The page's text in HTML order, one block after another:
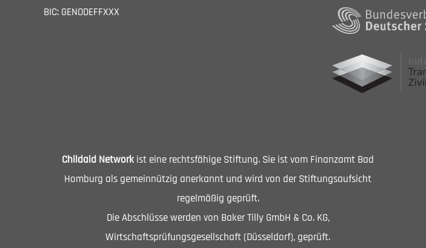
BIC: GENODEFFXXX
Childaid Network ist eine rechtsfähige Stiftung. Sie ist vom Finanzamt Bad
Homburg als gemeinnützig anerkannt und wird von der Stiftungsaufsicht
regelmäßig geprüft.
Die Abschlüsse werden von Baker Tilly GmbH & Co. KG,
Wirtschaftsprüfungsgesellschaft (Düsseldorf), geprüft.